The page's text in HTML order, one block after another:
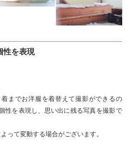
性を表現
までお洋服を着替えて撮影ができるの
性を表現し、思い出に残る写真を撮影で
って変動する場合がございます。